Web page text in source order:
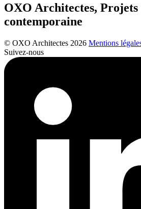
OXO Architectes,
contemporaine
© OXO Architectes 2026 Mentions
Suivez-nous